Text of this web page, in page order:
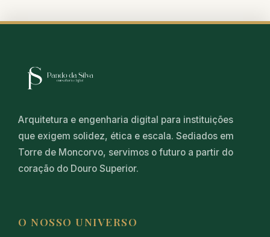
Arquitetura e engenharia digital para instituições
que exigem solidez, ética e escala. Sediados em
Torre de Moncorvo, servimos o futuro a partir do
coração do Douro Superior.
O NOSSO UNIVERSO